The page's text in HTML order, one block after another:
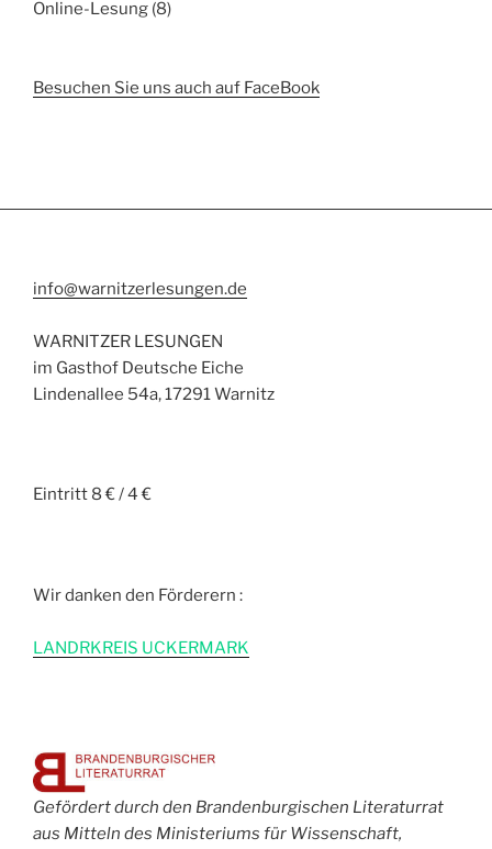
Online-Lesung (8)
Besuchen Sie uns auch auf FaceBook
info@warnitzerlesungen.de
WARNITZER LESUNGEN
im Gasthof Deutsche Eiche
Lindenallee 54a, 17291 Warnitz
Eintritt 8 € / 4 €
Wir danken den Förderern :
LANDRKREIS UCKERMARK
Gefördert durch den Brandenburgischen Literaturrat
aus Mitteln des Ministeriums für Wissenschaft,